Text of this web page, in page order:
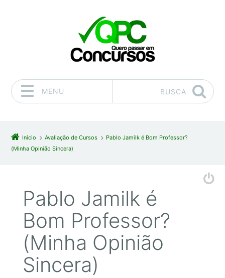
MENU BUSCA
Início Avaliação de Cursos
Pablo Jamilk é Bom Professor?
(Minha Opinião Sincera)
Pablo Jamilk é
Bom Professor?
(Minha Opinião
Sincera)